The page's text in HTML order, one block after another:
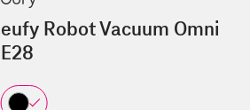
eufy Robot Vacuum Omni
E28